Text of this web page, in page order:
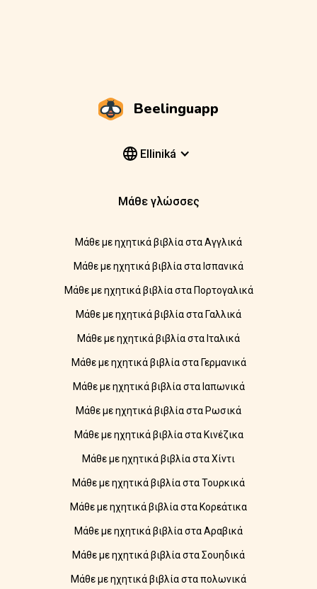
Beelinguapp
Elliniká
Μάθε γλώσσες
Μάθε με ηχητικά βιβλία στα Αγγλικά
Μάθε με ηχητικά βιβλία στα Ισπανικά
Μάθε με ηχητικά βιβλία στα Πορτογαλικά
Μάθε με ηχητικά βιβλία στα Γαλλικά
Μάθε με ηχητικά βιβλία στα Ιταλικά
Μάθε με ηχητικά βιβλία στα Γερμανικά
Μάθε με ηχητικά βιβλία στα Ιαπωνικά
Μάθε με ηχητικά βιβλία στα Ρωσικά
Μάθε με ηχητικά βιβλία στα Κινέζικα
Μάθε με ηχητικά βιβλία στα Χίντι
Μάθε με ηχητικά βιβλία στα Τουρκικά
Μάθε με ηχητικά βιβλία στα Κορεάτικα
Μάθε με ηχητικά βιβλία στα Αραβικά
Μάθε με ηχητικά βιβλία στα Σουηδικά
Μάθε με ηχητικά βιβλία στα πολωνικά